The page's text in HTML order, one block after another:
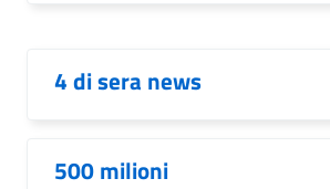
4 di sera news
500 milioni